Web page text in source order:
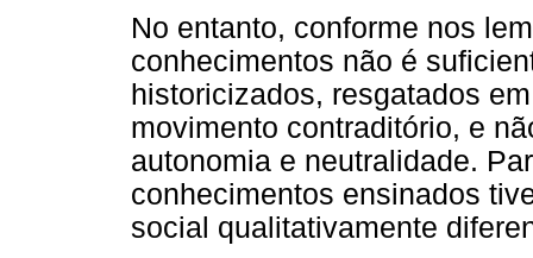
No entanto, conforme nos
conhecimentos não é
historicizados, resgatados
movimento contraditório, e
autonomia e neutralidade.
conhecimentos ensinados
social qualitativamente